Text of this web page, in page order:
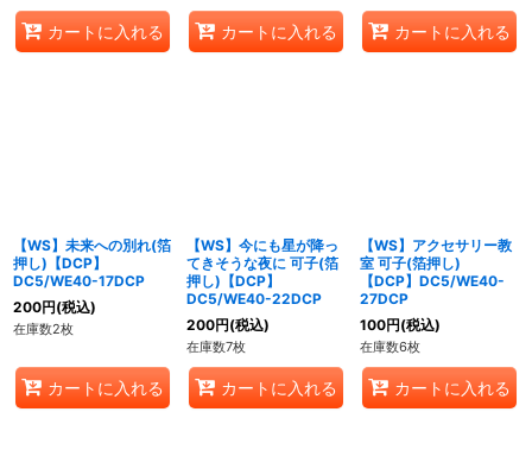
カートに入れる カートに入れる カートに入れる
【WS】未来への別れ(箔
押し)【DCP】
DC5/WE40-17DCP
200円(税込)
在庫数2枚
カートに入れる
【WS】今にも星が降っ
てきそうな夜に 可子(箔
押し)【DCP】
DC5/WE40-22DCP
200円(税込)
在庫数7枚
カートに入れる
【WS】アクセサリー教
室 可子(箔押し)
【DCP】DC5/WE40-
27DCP
100円(税込)
在庫数6枚
カートに入れる